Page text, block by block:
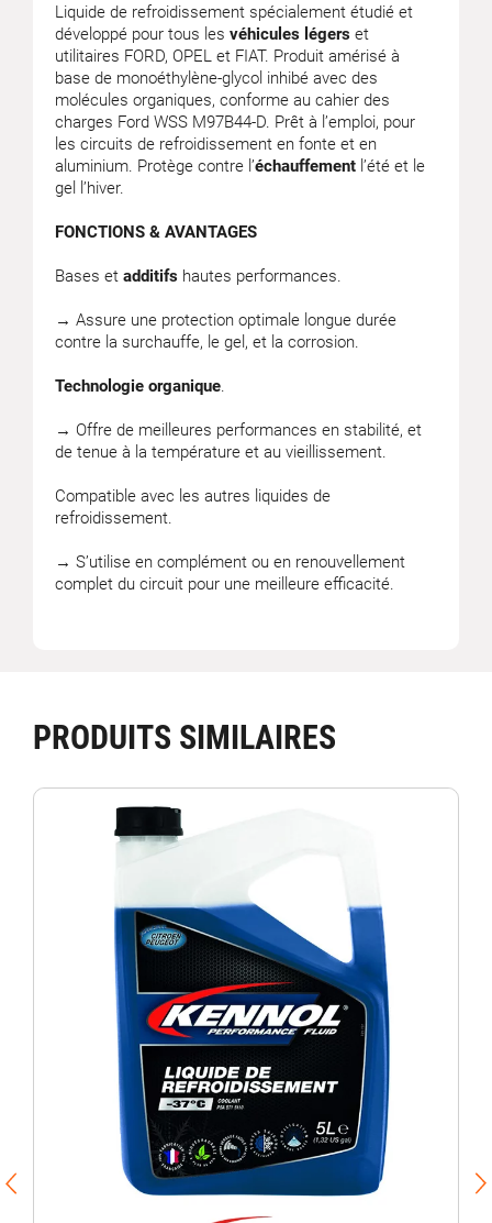
Liquide de refroidissement spécialement étudié et
développé pour tous les véhicules légers et
utilitaires FORD, OPEL et FIAT. Produit amérisé à
base de monoéthylène-glycol inhibé avec des
molécules organiques, conforme au cahier des
charges Ford WSS M97B44-D. Prêt à l’emploi, pour
les circuits de refroidissement en fonte et en
aluminium. Protège contre l’échauffement l’été et le
gel l’hiver.
FONCTIONS & AVANTAGES
Bases et additifs hautes performances.
→ Assure une protection optimale longue durée
contre la surchauffe, le gel, et la corrosion.
Technologie organique.
→ Offre de meilleures performances en stabilité, et
de tenue à la température et au vieillissement.
Compatible avec les autres liquides de
refroidissement.
→ S’utilise en complément ou en renouvellement
complet du circuit pour une meilleure efficacité.
PRODUITS SIMILAIRES